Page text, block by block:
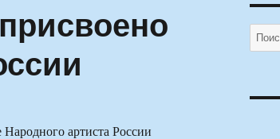
Искать: